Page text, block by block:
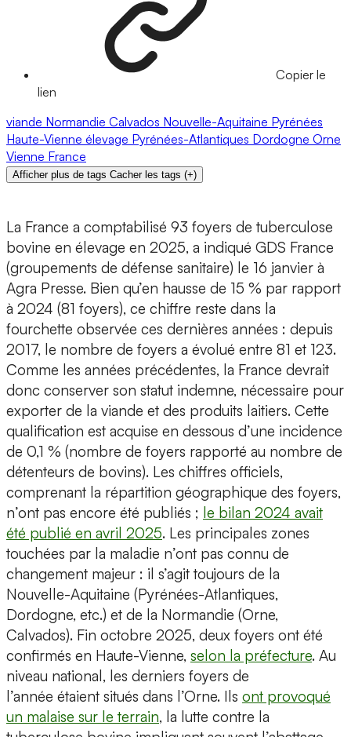
Copier le
lien
viande Normandie Calvados Nouvelle-Aquitaine Pyrénées
Haute-Vienne élevage Pyrénées-Atlantiques Dordogne Orne
Vienne France
Afficher plus de tags Cacher les tags (+)
La France a comptabilisé 93 foyers de tuberculose
bovine en élevage en 2025, a indiqué GDS France
(groupements de défense sanitaire) le 16 janvier à
Agra Presse. Bien qu’en hausse de 15 % par rapport
à 2024 (81 foyers), ce chiffre reste dans la
fourchette observée ces dernières années : depuis
2017, le nombre de foyers a évolué entre 81 et 123.
Comme les années précédentes, la France devrait
donc conserver son statut indemne, nécessaire pour
exporter de la viande et des produits laitiers. Cette
qualification est acquise en dessous d’une incidence
de 0,1 % (nombre de foyers rapporté au nombre de
détenteurs de bovins). Les chiffres officiels,
comprenant la répartition géographique des foyers,
n’ont pas encore été publiés ; le bilan 2024 avait
été publié en avril 2025. Les principales zones
touchées par la maladie n’ont pas connu de
changement majeur : il s’agit toujours de la
Nouvelle-Aquitaine (Pyrénées-Atlantiques,
Dordogne, etc.) et de la Normandie (Orne,
Calvados). Fin octobre 2025, deux foyers ont été
confirmés en Haute-Vienne, selon la préfecture. Au
niveau national, les derniers foyers de
l’année étaient situés dans l’Orne. Ils ont provoqué
un malaise sur le terrain, la lutte contre la